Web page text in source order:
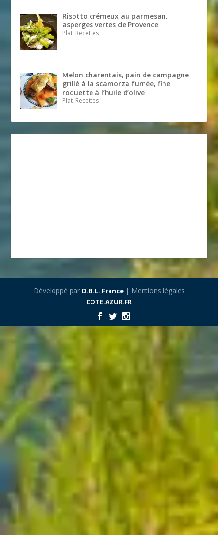
Risotto crémeux au parmesan,
asperges vertes de Provence
Plat, Recettes
Melon charentais, pain de campagne
grillé à la scamorza fumée, fine
roquette à l’huile d’olive
Plat, Recettes
Développé par D.B.L. France| Mentions légales
COTE.AZUR.FR